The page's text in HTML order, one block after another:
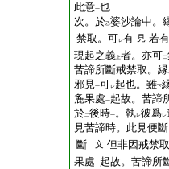
此意一也
次。於乙婆沙論中。
禁取。可レ有 見 若有
現起之義 上者。亦可二
苦諦所斷戒禁取。縁
邪見一可レ起也。雖下
麁果處一起故。苦諦
於二後時一。執レ彼爲レ
見苦諦時。此見便
斷一 文 但非因戒禁
果處一起故。苦諦所